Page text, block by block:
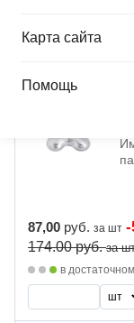
Карта сайта
Помощь
87,00 руб. за шт -
174.00руб. за
в